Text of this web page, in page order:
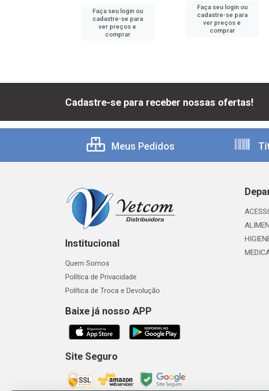
Faça seu login ou
cadastre-se para
ver preços e
comprar
Faça seu login ou
cadastre-se para
ver preços e
comprar
Cadastre-se para receber nossas ofertas!
Meus Pedidos
Institucional
Quem Somos
Política de Privacidade
Política de Troca e Devolução
Baixe já nosso APP
Site Seguro